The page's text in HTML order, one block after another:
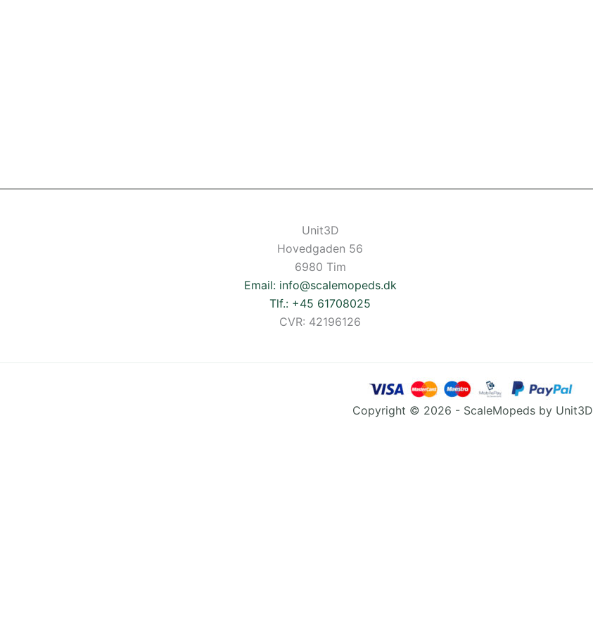
Unit3D
Hovedgaden 56
6980 Tim
Email: info@scalemopeds.dk
Tlf.: +45 61708025
CVR: 42196126
Copyright © 2026 - ScaleMopeds by Unit3D